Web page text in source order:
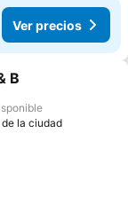
Ver precios
B
la ciudad